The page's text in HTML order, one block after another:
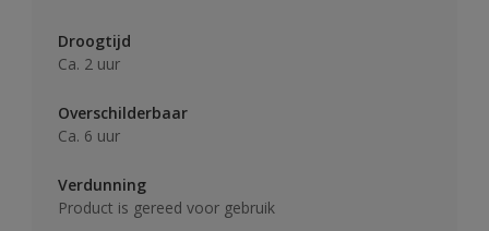
Droogtijd
Ca. 2 uur
Overschilderbaar
Ca. 6 uur
Verdunning
Product is gereed voor gebruik